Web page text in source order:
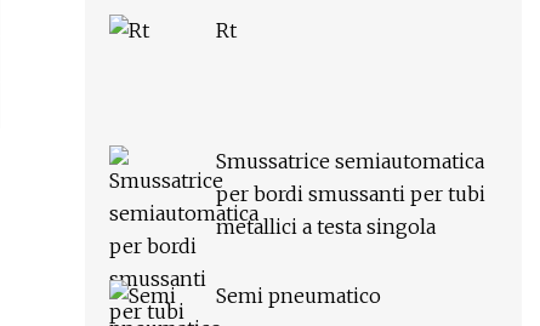
Rt
Smussatrice semiautomatica
per bordi smussanti per tubi
metallici a testa singola
Semi pneumatico